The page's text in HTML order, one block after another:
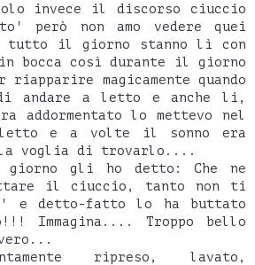
invece il discorso ciuccio
però non amo vedere quei
tutto il giorno stanno lì con
bocca così durante il giorno
riapparire magicamente quando
andare a letto e anche li,
addormentato lo mettevo nel
e a volte il sonno era
voglia di trovarlo....
giorno gli ho detto: Che ne
il ciuccio, tanto non ti
e detto-fatto lo ha buttato
Immagina.... Troppo bello
ripreso, lavato,